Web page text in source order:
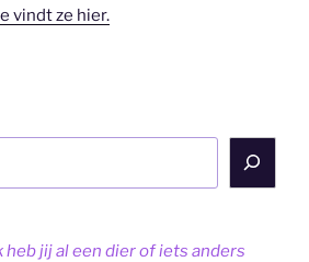
vindt ze hier.
heb jij al een dier of iets anders